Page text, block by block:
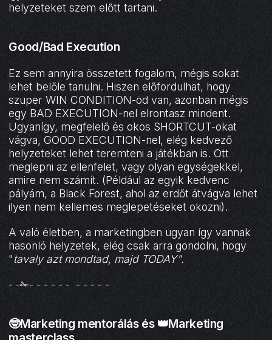
helyzeteket szem előtt tartani.
Good/Bad Execution
Ez sem annyira összetett fogalom, mégis sokat
lehet belőle tanulni. Hiszen előfordulhat, hogy
szuper WIN CONDITION-öd van, azonban mégis
egy BAD EXECUTION-nel elrontasz mindent.
Ugyanígy, megfelelő és okos SHORTCUT-okat
vágva, GOOD EXECUTION-nel, elég kedvező
helyzeteket lehet teremteni a játékban is. Ott
meglepni az ellenfelet, vagy olyan egységekkel,
amire nem számít. (Például az egyik kedvenc
pályám, a Black Forest, ahol az erdőt átvágva lehet
ilyen nem kellemes meglepetéseket okozni).
A való életben, a marketingben ugyan így vannak
hasonló helyzetek, elég csak arra gondolni, hogy
"tavaly azt mondtad, majd TODAY".
- -✁- - - - - - - - - - -
🤓Marketing mentorálás és 👑Marketing